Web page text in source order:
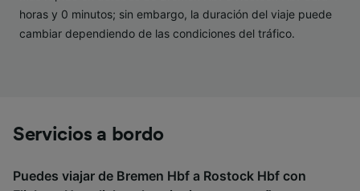
horas y 0 minutos; sin embargo, la duración del viaje puede
cambiar dependiendo de las condiciones del tráfico.
Servicios a bordo
Puedes viajar de Bremen Hbf a Rostock Hbf con